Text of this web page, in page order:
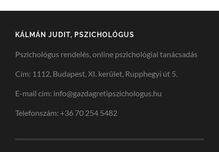
KÁLMÁN JUDIT, PSZICHOLÓGUS
Pszichológus rendelés, online pszichológiai tanácsadás
Cím: 1112, Budapest, XI. kerület, Rupphegyi út 5.
E-mail cím: info@gazdagretipszichologus.hu
Telefonszám: +36 70 254 5482